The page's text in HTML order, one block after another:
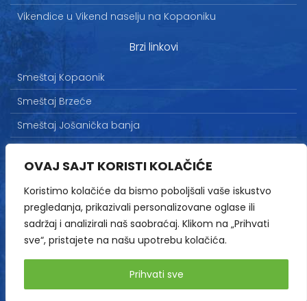
OVAJ SAJT KORISTI KOLAČIĆE
Koristimo kolačiće da bismo poboljšali vaše iskustvo
pregledanja, prikazivali personalizovane oglase ili
sadržaj i analizirali naš saobraćaj. Klikom na „Prihvati
sve“, pristajete na našu upotrebu kolačića.
Prihvati sve
Vikendice u Vikend naselju na Kopaoniku
Brzi linkovi
Smeštaj Kopaonik
Smeštaj Brzeće
Smeštaj Jošanička banja
Marketing
Politika privatnosti
Kontakt
Sva prava zadržana / All rights reserved